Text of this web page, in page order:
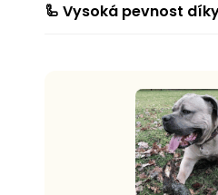
🦾 Vysoká pevnost